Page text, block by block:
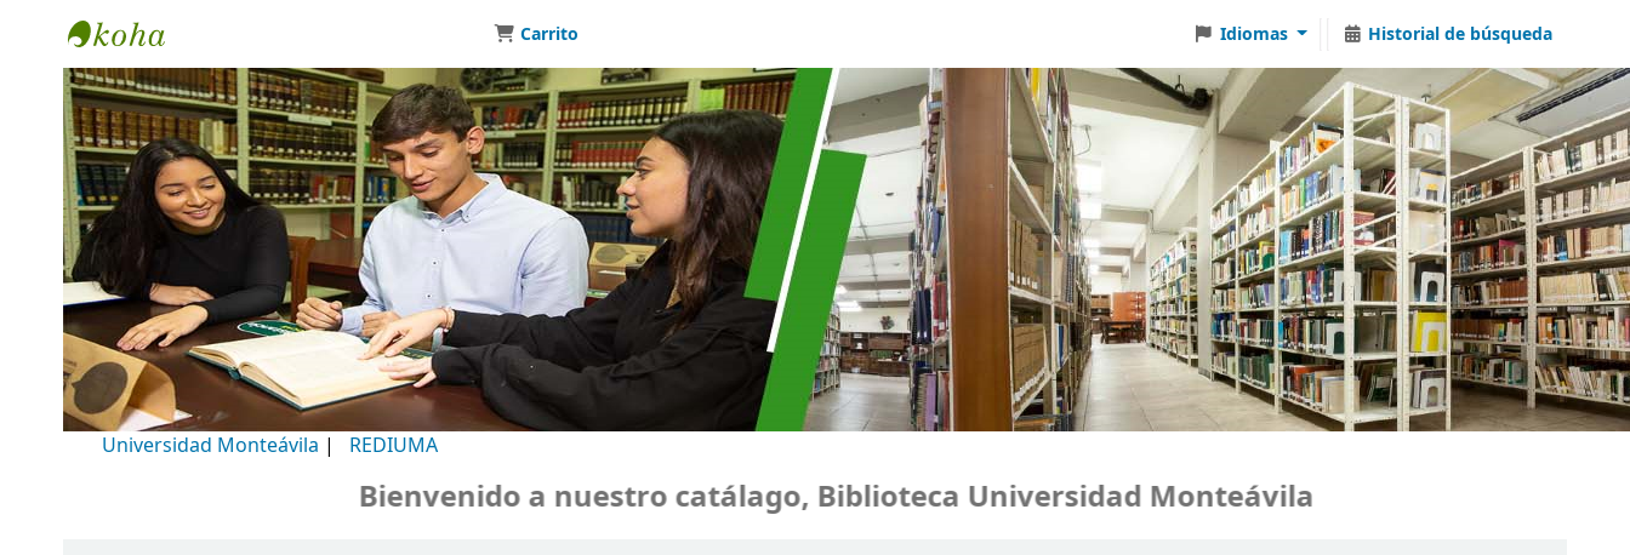
Biblioteca Universidad Monteávila
Carrito Idiomas Historial de búsqueda
Universidad Monteávila | REDIUMA
Bienvenido a nuestro catálago, Biblioteca Universidad Monteávila